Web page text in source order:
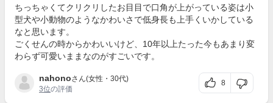
ちっちゃくてクリクリしたお目目で口角が上がっている姿は小
型犬や小動物のようなかわいさで低身長も上手くいかしている
なと思います。
ごくせんの時からかわいいけど、10年以上たった今もあまり変
わらず可愛いままなのがすごいです。
nahonoさん(女性・30代)
3位の評価
8